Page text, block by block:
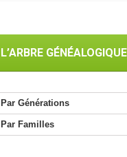
L’ARBRE GÉNÉALOGIQUE
Par Générations
Par Familles